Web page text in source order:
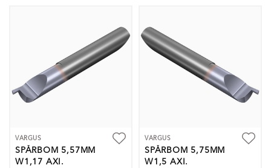
VARGUS
SPÅRBOM 5,57MM
W1,17 AXI.
VARGUS
SPÅRBOM 5,75MM
W1,5 AXI.